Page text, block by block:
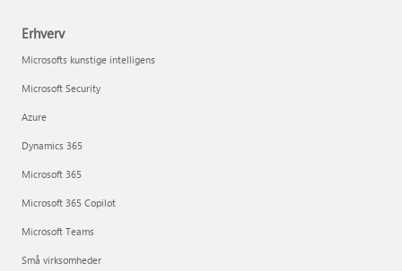
Erhverv
Microsofts kunstige intelligens
Microsoft Security
Azure
Dynamics 365
Microsoft 365
Microsoft 365 Copilot
Microsoft Teams
Små virksomheder